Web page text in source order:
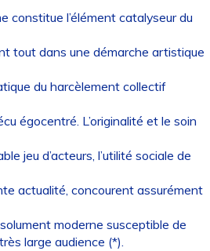
constitue l’élément catalyseur du
tout dans une démarche artistique
du harcèlement collectif
égocentré. L’originalité et le soin
jeu d’acteurs, l’utilité sociale de
actualité, concourent assurément
moderne susceptible de
large audience (*).